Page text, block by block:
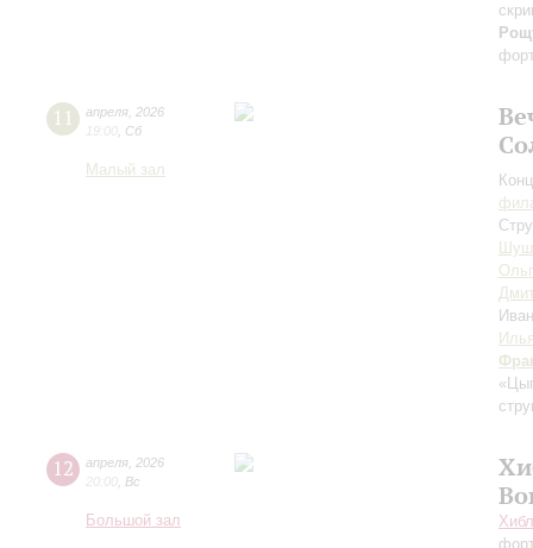
11 апреля 2026
19:00 Сб
Малый зал
12 апреля 2026
20:00 Вс
Большой зал